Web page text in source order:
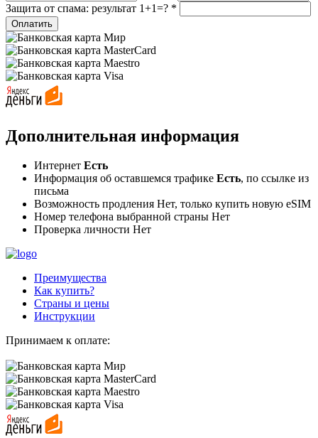
Защита от спама: результат 1+1=? *
Дополнительная информация
Интернет Есть
Информация об оставшемся трафике Есть, по ссылке из
письма
Возможность продления Нет, только купить новую eSIM
Номер телефона выбранной страны Нет
Проверка личности Нет
Преимущества
Как купить?
Страны и цены
Инструкции
Принимаем к оплате: